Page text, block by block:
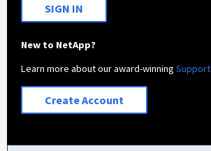
SIGN IN
New to NetApp?
Learn more about our award-winningSupport
Create Account